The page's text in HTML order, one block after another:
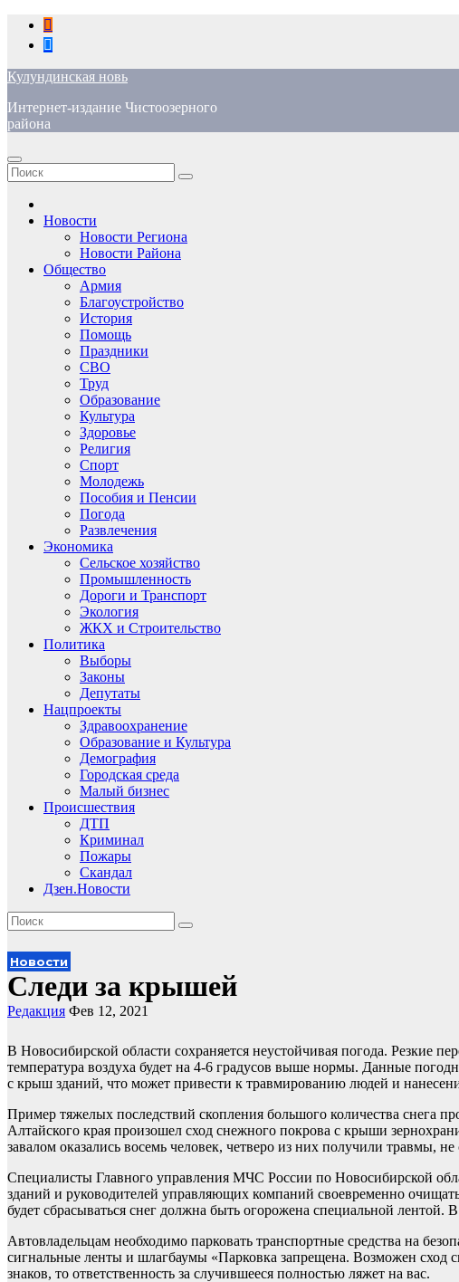
Перейти
содержимому
Кулундинская новь
Интернет-издание Чистоозерного
района
Новости
Новости Региона
Новости Района
Общество
Армия
Благоустройство
История
Помощь
Праздники
СВО
Труд
Образование
Культура
Здоровье
Религия
Спорт
Молодежь
Пособия и Пенсии
Погода
Развлечения
Экономика
Сельское хозяйство
Промышленность
Дороги и Транспорт
Экология
ЖКХ и Строительство
Политика
Выборы
Законы
Депутаты
Нацпроекты
Здравоохранение
Образование и Культура
Демография
Городская среда
Малый бизнес
Происшествия
ДТП
Криминал
Пожары
Скандал
Дзен.Новости
Новости
Следи за крышей
Редакция Фев 12, 2021
В Новосибирской области сохраняется неустойчивая погода. Резкие
температура воздуха будет на 4-6 градусов выше нормы. Данные
с крыш зданий, что может привести к травмированию людей и
Пример тяжелых последствий скопления большого количества снега
Алтайского края произошел сход снежного покрова с крыши
завалом оказались восемь человек, четверо из них получили травмы,
Специалисты Главного управления МЧС России по Новосибирской
зданий и руководителей управляющих компаний своевременно
будет сбрасываться снег должна быть огорожена специальной
Автовладельцам необходимо парковать транспортные средства на
сигнальные ленты и шлагбаумы «Парковка запрещена. Возможен сход
знаков, то ответственность за случившееся полностью ляжет на вас.